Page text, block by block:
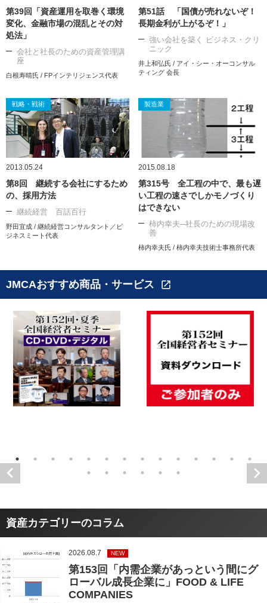
第39回「資産運用を取巻く環境
変化、金融市場の混乱とその対
処法」
会社と社長のための資産管理講
座
白根寿晴氏 / FPインテリジェンス代表
第51話 「国債が売れないぞ！
長期金利が上がるぞ！」
強い会社を築く ビジネス・クリ
ニック
井上和弘氏 / アイ・シー・オーコンサル
ティング 会長
戦略・戦術
2013.05.24
第8回 継続する会社にするため
の、採用方法
継続経営 百話百行
野田宜成 / 継続経営コンサルタント／ビ
ジネスミート代表
製造業
2015.08.18
第315号 全工程の中で、最も遅
い工程の速さでしかモノづくり
はできない
柿内幸夫─社長のための現場改
善
柿内幸夫氏 / 柿内幸夫技術士事務所代表
JMCAおすすめ商品・サービス open_in_new
資産カテゴリーのコラム
2026.08.7 NEW
第153回「内需企業があっという間にグ
ローバル成長企業に」FOOD & LIFE
COMPANIES